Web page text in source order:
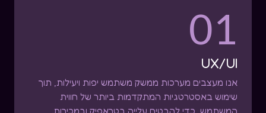
01
UX/UI
אנו מעצבים מערכות ממשק משתמש יפות ויעילות, תוך
שימוש באסטרטגיות המתקדמות ביותר של חווית